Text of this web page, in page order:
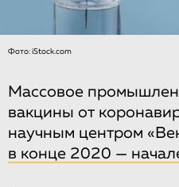
Фото: iStock.com
Массовое
вакцины от
научным центром
в конце 2020 —